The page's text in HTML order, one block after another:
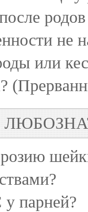
родов
не
или
парней?